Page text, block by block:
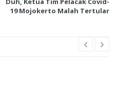
19 Mojokerto Malah Tertular